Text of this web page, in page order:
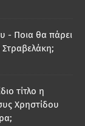
- Ποια θα πάρει
Στραβελάκη;
τίτλο η
Χρηστίδου